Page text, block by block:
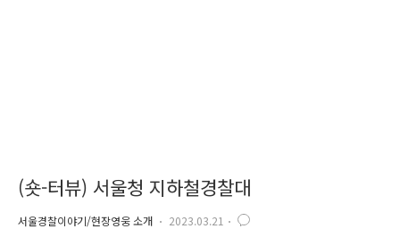
(숏-터뷰) 서울청 지하철경찰대
서울경찰이야기/현장영웅 소개 2023.03.21